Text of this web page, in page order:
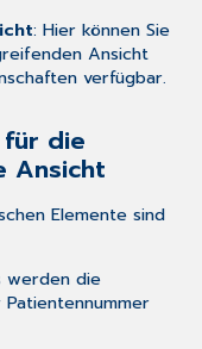
: Hier können Sie
Ansicht
verfügbar.
die
Ansicht
Elemente sind
werden die